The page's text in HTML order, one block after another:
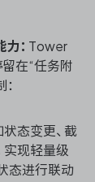
： Tower
在“任务附
状态变更、截
实现轻量级
态进行联动